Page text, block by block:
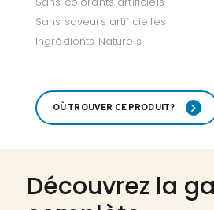
Sans saveurs artificielles
Ingrédients Naturels
OÙ TROUVER CE PRODUIT?
Découvrez la